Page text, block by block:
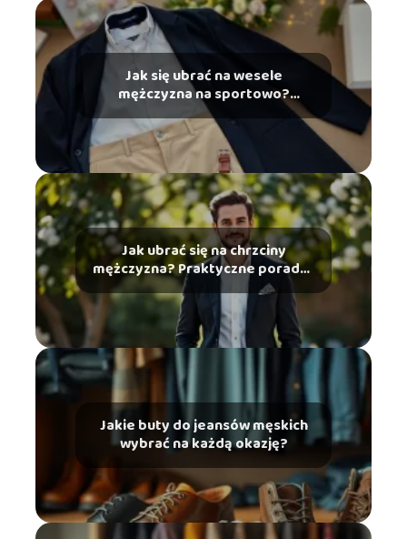
Jak się ubrać na wesele
mężczyzna na sportowo?
Praktyczne porady
Jak ubrać się na chrzciny
mężczyzna? Praktyczne porady i
stylizacje
Jakie buty do jeansów męskich
wybrać na każdą okazję?